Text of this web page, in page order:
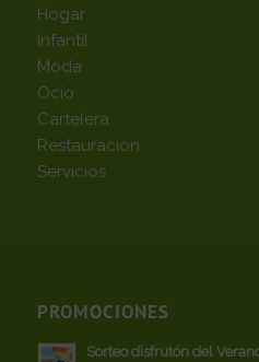
Hogar
Infantil
Moda
Ocio
Cartelera
Restauración
Servicios
PROMOCIONES
Sorteo disfrutón del